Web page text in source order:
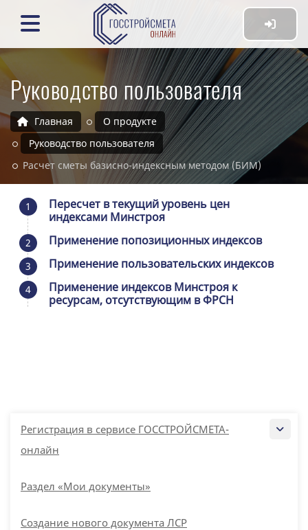
Руководство пользователя
Главная
О продукте
Руководство пользователя
Расчет сметы базисно-индексным методом (БИМ)
Пересчет в текущий уровень цен
индексами Минстроя
1
Применение попозиционных индексов
2
Применение пользовательских индексов
3
Применение индексов Минстроя к
ресурсам, отсутствующим в ФРСН
4
Регистрация в сервисе ГОССТРОЙСМЕТА-
онлайн
Раздел «Мои документы»
Создание нового документа ЛСР